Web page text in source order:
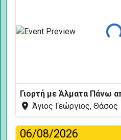
Γιορτή με Άλματα Πάνω
Άγιος Γεώργιος, Θάσος
06/08/2026